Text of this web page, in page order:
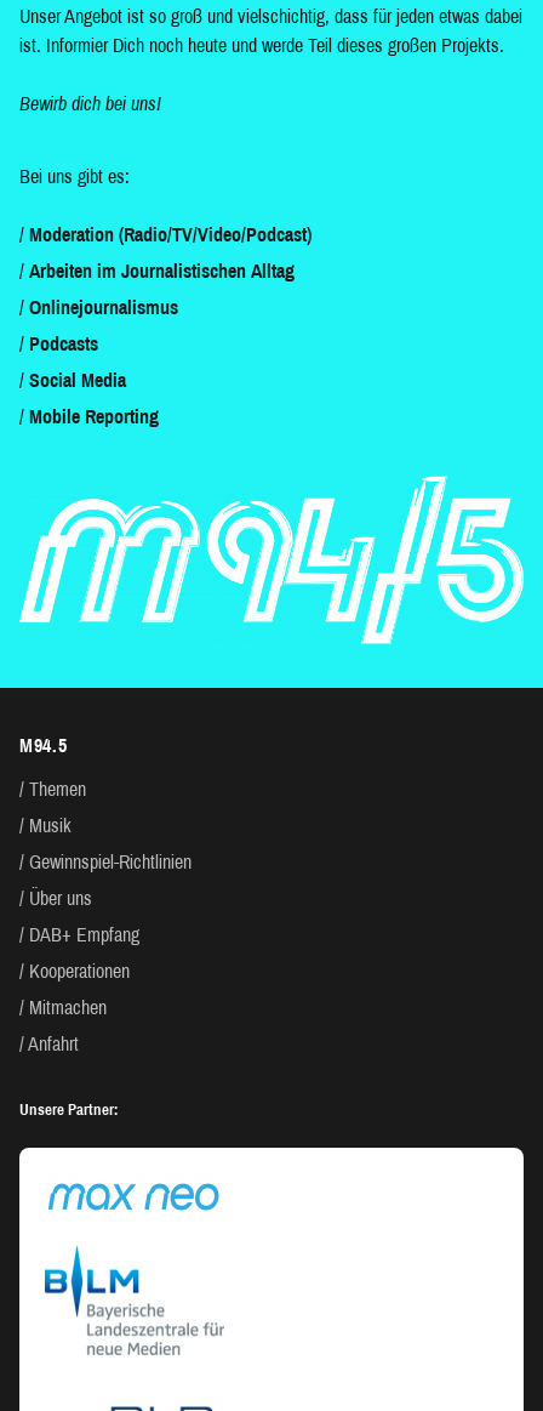
Unser Angebot ist so groß und vielschichtig, dass für jeden etwas dabei
ist. Informier Dich noch heute und werde Teil dieses großen Projekts.
Bewirb dich bei uns!
Bei uns gibt es:
Moderation (Radio/TV/Video/Podcast)
Arbeiten im Journalistischen Alltag
Onlinejournalismus
Podcasts
Social Media
Mobile Reporting
M94.5
Themen
Musik
Gewinnspiel-Richtlinien
Über uns
DAB+ Empfang
Kooperationen
Mitmachen
Anfahrt
Unsere Partner: